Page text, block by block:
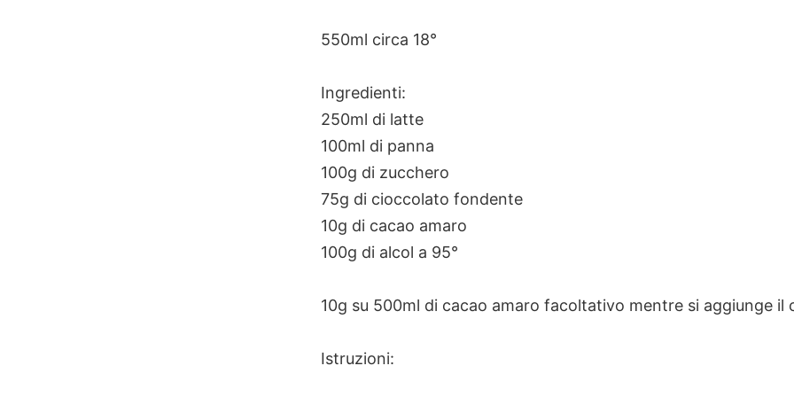
550ml circa 18°
Ingredienti:
250ml di latte
100ml di panna
100g di zucchero
75g di cioccolato fondente
10g di cacao amaro
100g di alcol a 95°
10g su 500ml di cacao amaro facoltativo mentre si aggiunge il
Istruzioni: